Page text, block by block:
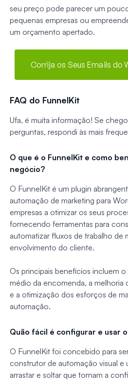
seu preço pode parecer um
pequenas empresas ou
um orçamento apertado.
Corrija os Seus Emails do
FAQ do FunnelKit
Ufa, é muita informação! Se
perguntas, respondi às mais
O que é o FunnelKit e como
negócio?
O FunnelKit é um plugin
automação de marketing para
empresas a otimizar os seus
fornecendo ferramentas para
automatizar fluxos de trabalho de
envolvimento do cliente.
Os principais benefícios incluem
médio da encomenda, a melhoria
e a otimização dos esforços de
automação.
Quão fácil é configurar e usar
O FunnelKit foi concebido para
construtor de automação visual e
arrastar e soltar que tornam a